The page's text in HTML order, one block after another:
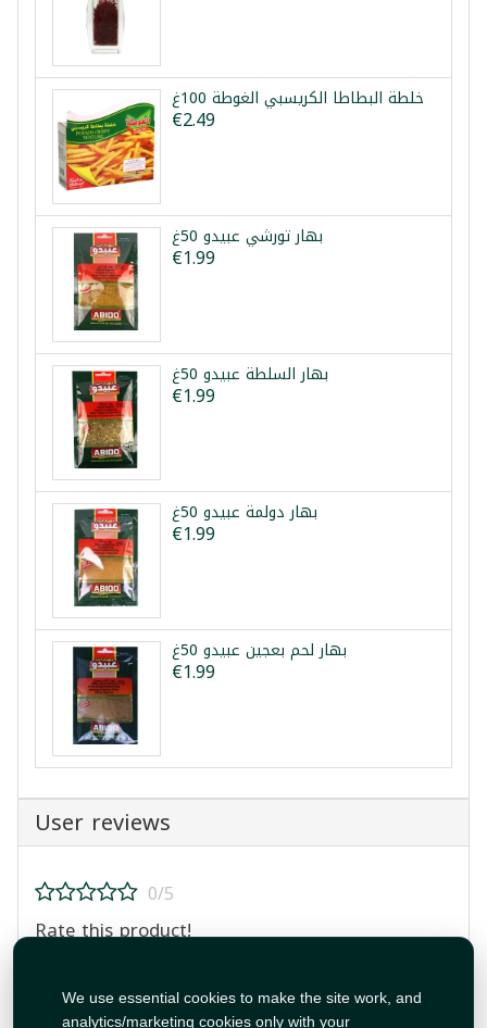
We use essential cookies to make the site work, and
analytics/marketing cookies only with your
خلطة البطاطا الكريسبي الغوطة 100غ
€2.49
بهار تورشي عبيدو 50غ
€1.99
بهار السلطة عبيدو 50غ
€1.99
بهار دولمة عبيدو 50غ
€1.99
بهار لحم بعجين عبيدو 50غ
€1.99
User reviews
0/5
Rate this product!